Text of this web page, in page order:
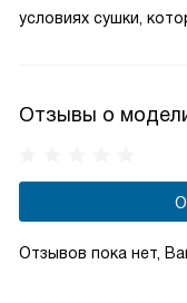
условиях сушки,
Отзывы о
Отзывов пока нет,